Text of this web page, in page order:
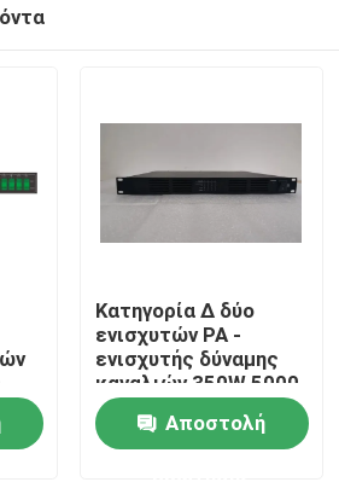
Κατηγορία Δ δύο
ενισχυτών PA -
ενισχυτής δύναμης
καναλιών 350W 5000
Watt
Αποστολή